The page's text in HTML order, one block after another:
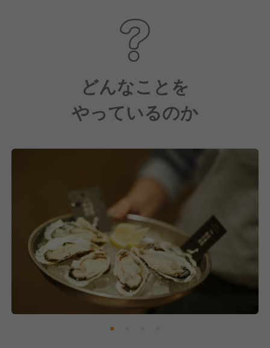
100％) ■結婚休暇(5日) ■MYバ
ースデー休暇(1日) ■介護休暇
■特別休暇 L配偶者が出産する
とき(2日) L本人の父・母・子
の葬儀(7日)
どんなことを
やっているのか